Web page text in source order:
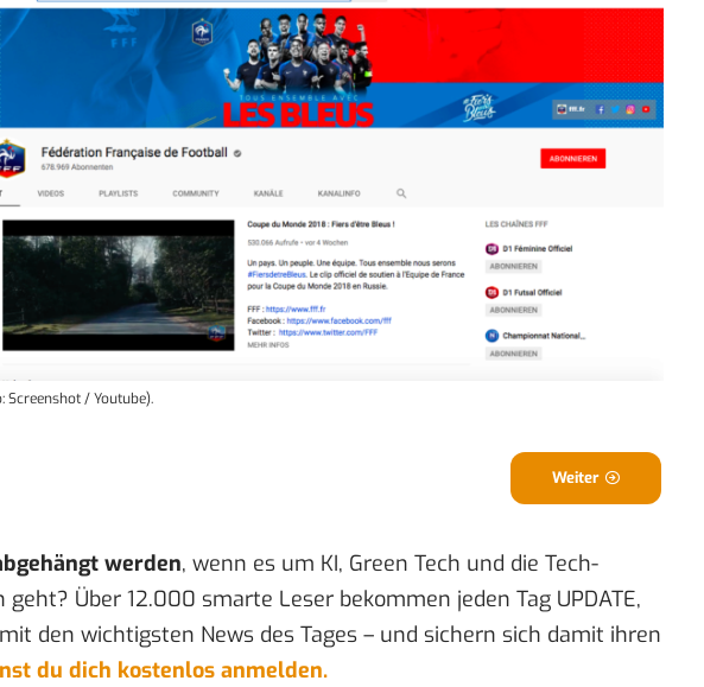
Screenshot / Youtube).
Weiter
werden, wenn es um KI, Green Tech und die Tech-
Über 12.000 smarte Leser bekommen jeden Tag UPDATE,
den wichtigsten News des Tages – und sichern sich damit ihren
du dich kostenlos anmelden.